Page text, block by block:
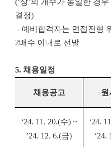
(‘상’의 개수가 동일한 경
결정)
- 예비합격자는 면접전형
2배수 이내로 선발
5. 채용일정
채용공고 원
‘24. 11. 20.(수) ~
’24. 12. 6.(금)
‘24.
‘24.